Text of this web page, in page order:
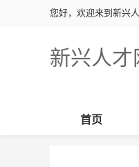
您好，欢迎来到新兴人
新兴人才
首页